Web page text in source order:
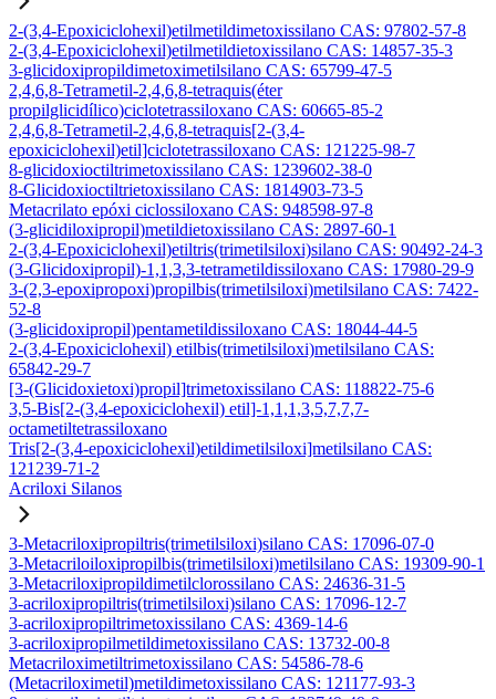
2-(3,4-Epoxiciclohexil)etilmetildimetoxissilano CAS: 97802-57-8
2-(3,4-Epoxiciclohexil)etilmetildietoxissilano CAS: 14857-35-3
3-glicidoxipropildimetoximetilsilano CAS: 65799-47-5
2,4,6,8-Tetrametil-2,4,6,8-tetraquis(éter
propilglicidílico)ciclotetrassiloxano CAS: 60665-85-2
2,4,6,8-Tetrametil-2,4,6,8-tetraquis[2-(3,4-
epoxiciclohexil)etil]ciclotetrassiloxano CAS: 121225-98-7
8-glicidoxioctiltrimetoxissilano CAS: 1239602-38-0
8-Glicidoxioctiltrietoxissilano CAS: 1814903-73-5
Metacrilato epóxi ciclossiloxano CAS: 948598-97-8
(3-glicidiloxipropil)metildietoxissilano CAS: 2897-60-1
2-(3,4-Epoxiciclohexil)etiltris(trimetilsiloxi)silano CAS: 90492-24-3
(3-Glicidoxipropil)-1,1,3,3-tetrametildissiloxano CAS: 17980-29-9
3-(2,3-epoxipropoxi)propilbis(trimetilsiloxi)metilsilano CAS: 7422-
52-8
(3-glicidoxipropil)pentametildissiloxano CAS: 18044-44-5
2-(3,4-Epoxiciclohexil) etilbis(trimetilsiloxi)metilsilano CAS:
65842-29-7
[3-(Glicidoxietoxi)propil]trimetoxissilano CAS: 118822-75-6
3,5-Bis[2-(3,4-epoxiciclohexil) etil]-1,1,1,3,5,7,7,7-
octametiltetrassiloxano
Tris[2-(3,4-epoxiciclohexil)etildimetilsiloxi]metilsilano CAS:
121239-71-2
Acriloxi Silanos
3-Metacriloxipropiltris(trimetilsiloxi)silano CAS: 17096-07-0
3-Metacriloiloxipropilbis(trimetilsiloxi)metilsilano CAS: 19309-90-1
3-Metacriloxipropildimetilclorossilano CAS: 24636-31-5
3-acriloxipropiltris(trimetilsiloxi)silano CAS: 17096-12-7
3-acriloxipropiltrimetoxissilano CAS: 4369-14-6
3-acriloxipropilmetildimetoxissilano CAS: 13732-00-8
Metacriloximetiltrimetoxissilano CAS: 54586-78-6
(Metacriloximetil)metildimetoxissilano CAS: 121177-93-3